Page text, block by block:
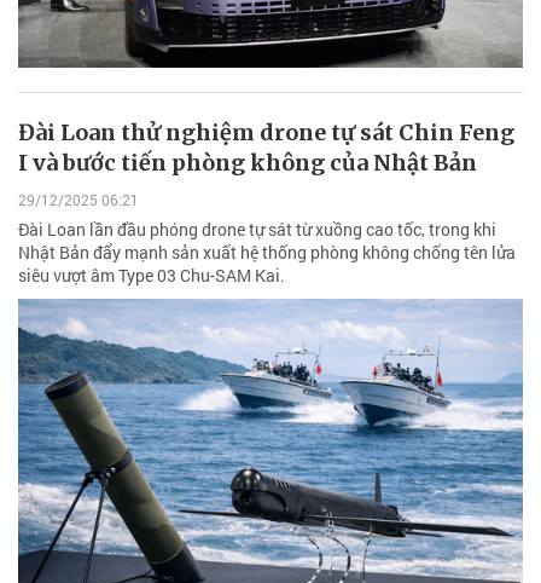
Đài Loan thử nghiệm drone tự sát Chin Feng
I và bước tiến phòng không của Nhật Bản
29/12/2025 06:21
Đài Loan lần đầu phóng drone tự sát từ xuồng cao tốc, trong khi
Nhật Bản đẩy mạnh sản xuất hệ thống phòng không chống tên lửa
siêu vượt âm Type 03 Chu-SAM Kai.